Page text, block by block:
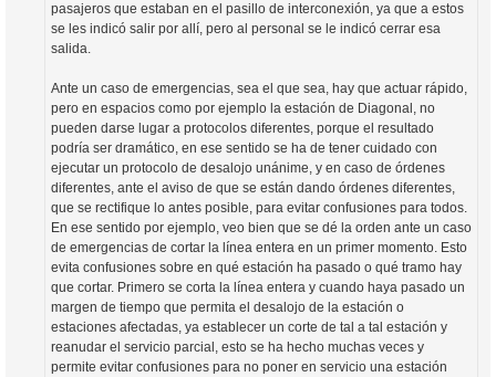
pasajeros que estaban en el pasillo de interconexión, ya que a estos
se les indicó salir por allí, pero al personal se le indicó cerrar esa
salida.
Ante un caso de emergencias, sea el que sea, hay que actuar rápido,
pero en espacios como por ejemplo la estación de Diagonal, no
pueden darse lugar a protocolos diferentes, porque el resultado
podría ser dramático, en ese sentido se ha de tener cuidado con
ejecutar un protocolo de desalojo unánime, y en caso de órdenes
diferentes, ante el aviso de que se están dando órdenes diferentes,
que se rectifique lo antes posible, para evitar confusiones para todos.
En ese sentido por ejemplo, veo bien que se dé la orden ante un caso
de emergencias de cortar la línea entera en un primer momento. Esto
evita confusiones sobre en qué estación ha pasado o qué tramo hay
que cortar. Primero se corta la línea entera y cuando haya pasado un
margen de tiempo que permita el desalojo de la estación o
estaciones afectadas, ya establecer un corte de tal a tal estación y
reanudar el servicio parcial, esto se ha hecho muchas veces y
permite evitar confusiones para no poner en servicio una estación